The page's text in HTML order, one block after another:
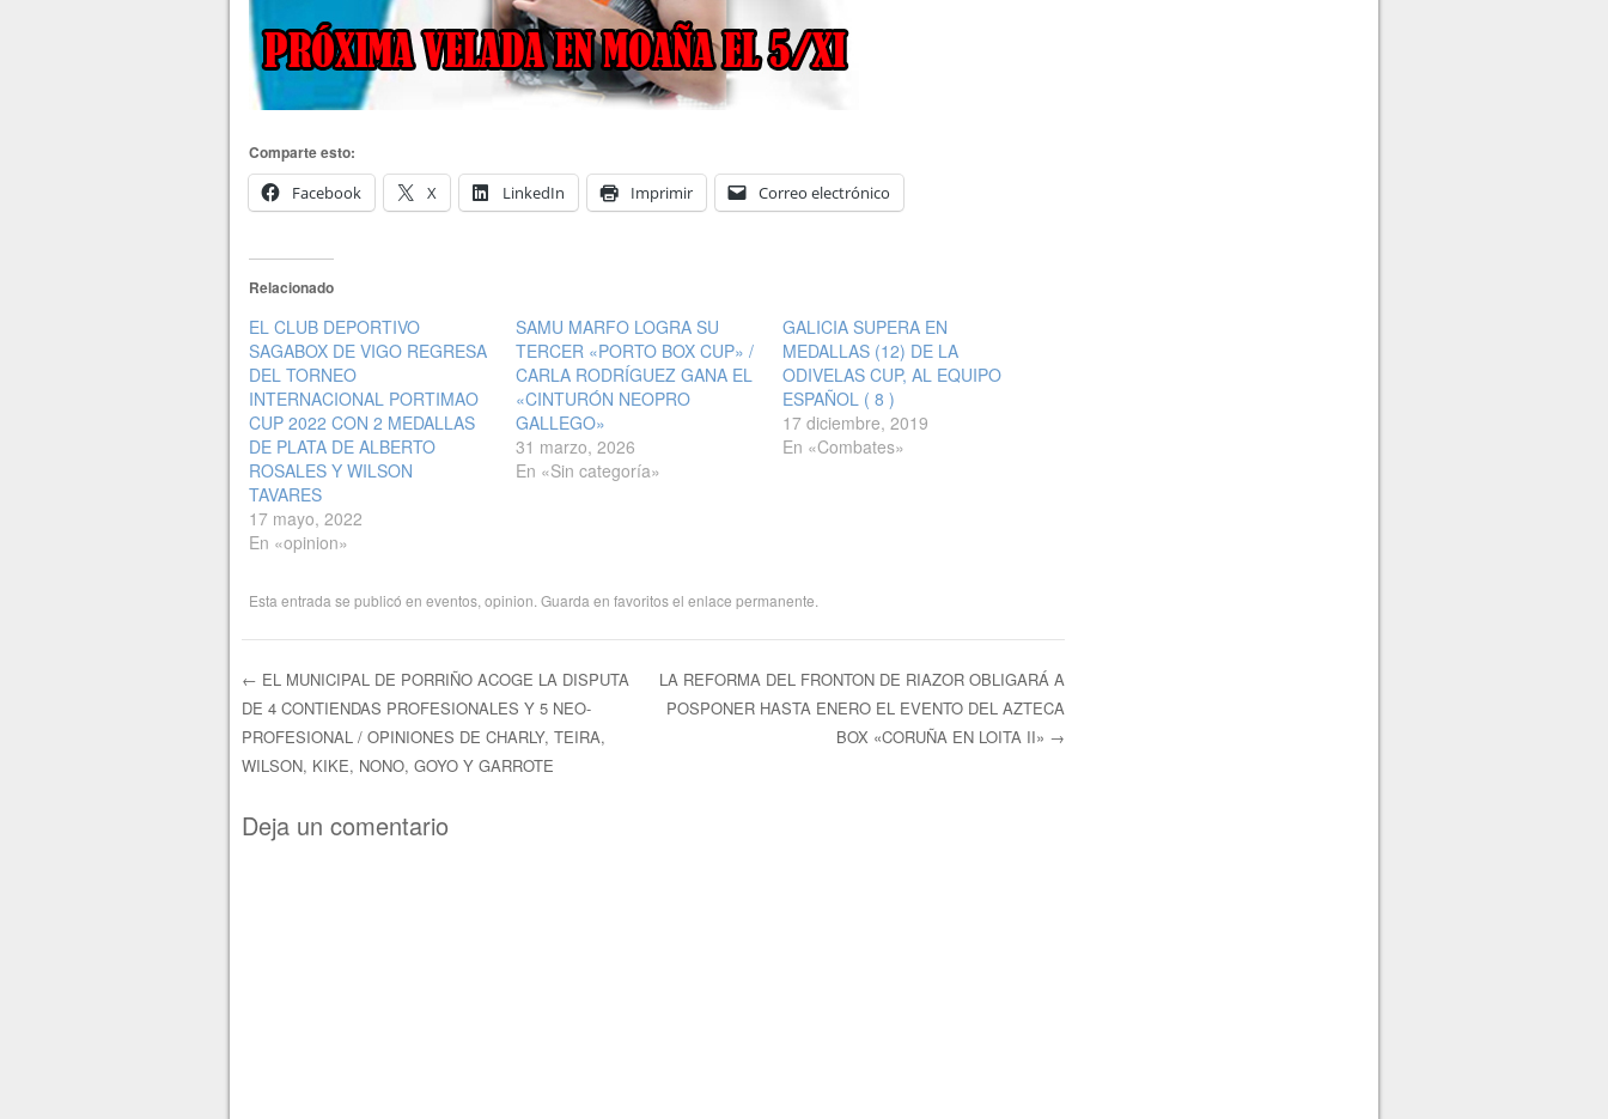
Comparte esto:
Facebook
X LinkedIn Imprimir Correo electrónico
Relacionado
EL CLUB DEPORTIVO
SAGABOX DE VIGO REGRESA
DEL TORNEO
INTERNACIONAL PORTIMAO
CUP 2022 CON 2 MEDALLAS
DE PLATA DE ALBERTO
ROSALES Y WILSON
TAVARES
17 mayo, 2022
En «opinion»
SAMU MARFO LOGRA SU
TERCER «PORTO BOX CUP» /
CARLA RODRÍGUEZ GANA EL
«CINTURÓN NEOPRO
GALLEGO»
31 marzo, 2026
En «Sin categoría»
GALICIA SUPERA EN
MEDALLAS (12) DE LA
ODIVELAS CUP, AL EQUIPO
ESPAÑOL ( 8 )
17 diciembre, 2019
En «Combates»
Esta entrada se publicó en eventos, opinion . Guarda en favoritos el enlace permanente
Navegación de entradas
← EL MUNICIPAL DE PORRIÑO ACOGE LA DISPUTA
DE 4 CONTIENDAS PROFESIONALES Y 5 NEO-
PROFESIONAL / OPINIONES DE CHARLY, TEIRA,
WILSON, KIKE, NONO, GOYO Y GARROTE
LA REFORMA DEL FRONTON DE RIAZOR OBLIGARÁ A
POSPONER HASTA ENERO EL EVENTO DEL AZTECA
BOX «CORUÑA EN LOITA II» →
Deja un comentario